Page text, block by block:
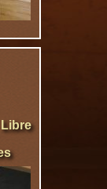
Libre